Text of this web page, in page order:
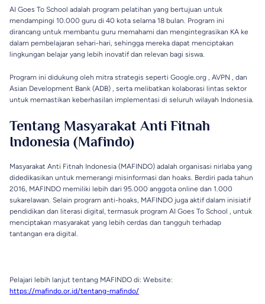
AI Goes To School adalah program pelatihan yang bertujuan untuk
mendampingi 10.000 guru di 40 kota selama 18 bulan. Program ini
dirancang untuk membantu guru memahami dan mengintegrasikan KA ke
dalam pembelajaran sehari-hari, sehingga mereka dapat menciptakan
lingkungan belajar yang lebih inovatif dan relevan bagi siswa.
Program ini didukung oleh mitra strategis seperti Google.org , AVPN , dan
Asian Development Bank (ADB) , serta melibatkan kolaborasi lintas sektor
untuk memastikan keberhasilan implementasi di seluruh wilayah Indonesia.
Tentang Masyarakat Anti Fitnah
Indonesia (Mafindo)
Masyarakat Anti Fitnah Indonesia (MAFINDO) adalah organisasi nirlaba yang
didedikasikan untuk memerangi misinformasi dan hoaks. Berdiri pada tahun
2016, MAFINDO memiliki lebih dari 95.000 anggota online dan 1.000
sukarelawan. Selain program anti-hoaks, MAFINDO juga aktif dalam inisiatif
pendidikan dan literasi digital, termasuk program AI Goes To School , untuk
menciptakan masyarakat yang lebih cerdas dan tangguh terhadap
tantangan era digital.
Pelajari lebih lanjut tentang MAFINDO di: Website:
https://mafindo.or.id/tentang-mafindo/